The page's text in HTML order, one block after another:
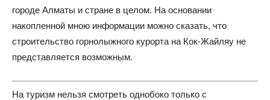
городе Алматы и стране в целом. На основании
накопленной мною информации можно сказать, что
строительство горнолыжного курорта на Кок-Жайляу не
представляется возможным.
На туризм нельзя смотреть однобоко только с